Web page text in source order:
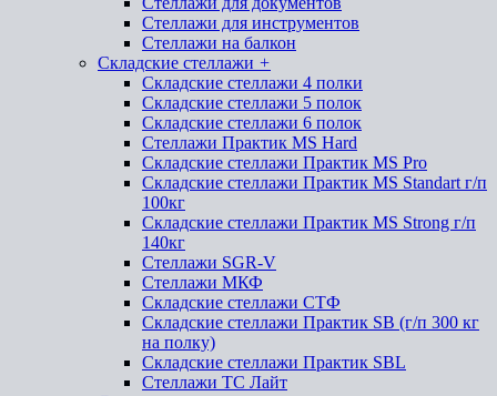
Стеллажи для инструментов
Стеллажи на балкон
Складские стеллажи +
Складские стеллажи 4 полки
Складские стеллажи 5 полок
Складские стеллажи 6 полок
Стеллажи Практик MS Hard
Складские стеллажи Практик MS Pro
Складские стеллажи Практик MS Standart г/п
100кг
Складские стеллажи Практик MS Strong г/п
140кг
Стеллажи SGR-V
Стеллажи МКФ
Складские стеллажи СТФ
Складские стеллажи Практик SB (г/п 300 кг
на полку)
Складские стеллажи Практик SBL
Стеллажи ТС Лайт